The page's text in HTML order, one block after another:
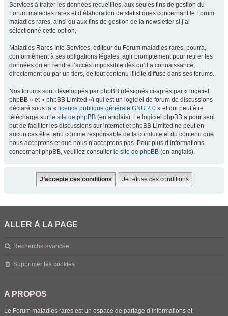
Services à traiter les données recueillies, aux seules fins de gestion du
Forum maladies rares et d’élaboration de statistiques concernant le Forum
maladies rares, ainsi qu’aux fins de gestion de la newsletter si j’ai
sélectionné cette option,
Maladies Rares Info Services, éditeur du Forum maladies rares, pourra,
conformément à ses obligations légales, agir promptement pour retirer les
données ou en rendre l’accès impossible dès qu’il a connaissance,
directement ou par un tiers, de tout contenu illicite diffusé dans ses forums.
Nos forums sont développés par phpBB (désignés ci-après par « logiciel
phpBB » et « phpBB Limited ») qui est un logiciel de forum de discussions
déclaré sous la « licence publique générale GNU 2.0 » et qui peut être
téléchargé sur le site de phpBB (en anglais). Le logiciel phpBB a pour seul
but de faciliter les discussions sur internet et phpBB Limited ne peut en
aucun cas être tenu comme responsable de la conduite et du contenu que
nous acceptons et que nous n’acceptons pas. Pour plus d’informations
concernant phpBB, veuillez consulter le site de phpBB (en anglais).
ALLER À LA PAGE
Recherche avancée
Supprimer les cookies
A PROPOS
Le Forum maladies rares est un espace de partage d’informations et